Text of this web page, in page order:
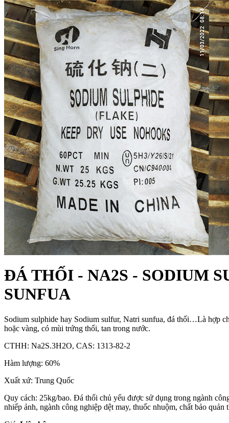
ĐÁ THỐI - NA2S - SODIUM
SUNFUA
Sodium sulphide hay Sodium sulfur, Natri sunfua, đá thối…Là hợp
hoặc vàng, có mùi trứng thối, tan trong nước.
CTHH: Na2S.3H2O, CAS: 1313-82-2
Hàm lượng: 60%
Xuất xứ: Trung Quốc
Quy cách: 25kg/bao. Đá thối chủ yếu được sử dụng trong ngành
nhiếp ảnh, ngành công nghiệp dệt may, thuốc nhuộm, chất bảo quản